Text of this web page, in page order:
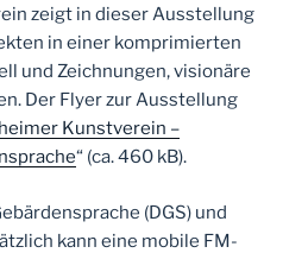
zeigt in dieser Ausstellung
in einer komprimierten
und Zeichnungen, visionäre
Der Flyer zur Ausstellung
Kunstverein –
“ (ca. 460 kB).
(DGS) und
kann eine mobile FM-